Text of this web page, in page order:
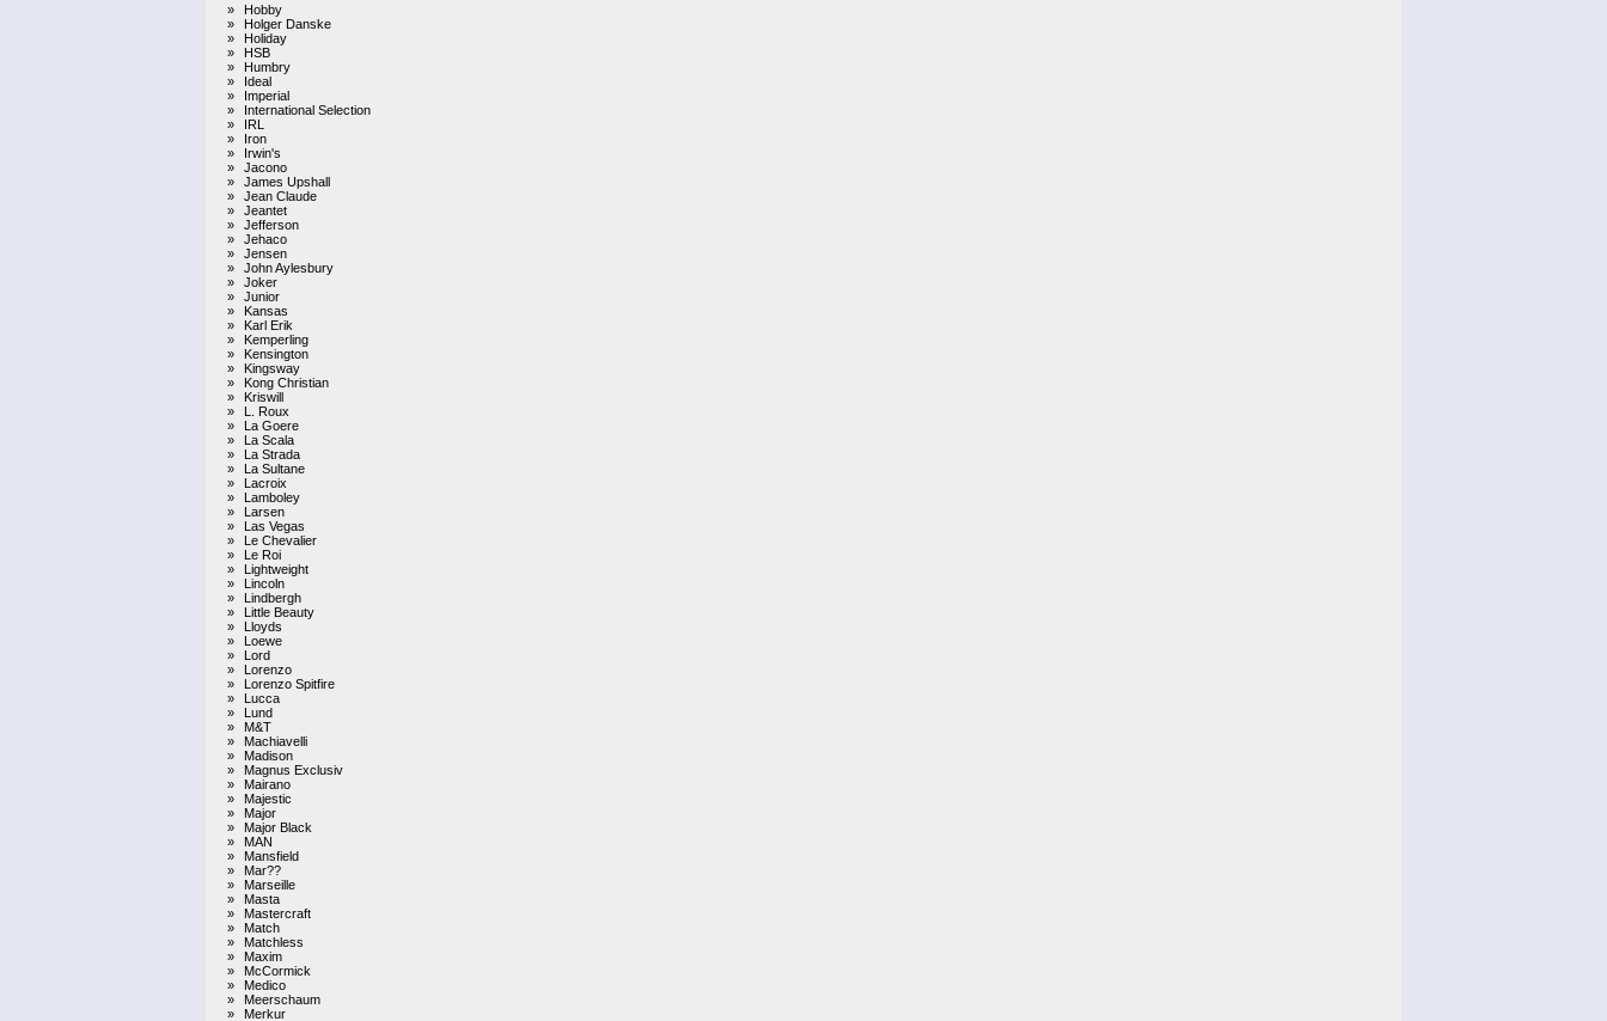
»
Hobby
»
Holger Danske
»
Holiday
»
HSB
»
Humbry
»
Ideal
»
Imperial
»
International Selection
»
IRL
»
Iron
»
Irwin's
»
Jacono
»
James Upshall
»
Jean Claude
»
Jeantet
»
Jefferson
»
Jehaco
»
Jensen
»
John Aylesbury
»
Joker
»
Junior
»
Kansas
»
Karl Erik
»
Kemperling
»
Kensington
»
Kingsway
»
Kong Christian
»
Kriswill
»
L. Roux
»
La Goere
»
La Scala
»
La Strada
»
La Sultane
»
Lacroix
»
Lamboley
»
Larsen
»
Las Vegas
»
Le Chevalier
»
Le Roi
»
Lightweight
»
Lincoln
»
Lindbergh
»
Little Beauty
»
Lloyds
»
Loewe
»
Lord
»
Lorenzo
»
Lorenzo Spitfire
»
Lucca
»
Lund
»
M&T
»
Machiavelli
»
Madison
»
Magnus Exclusiv
»
Mairano
»
Majestic
»
Major
»
Major Black
»
MAN
»
Mansfield
»
Mar??
»
Marseille
»
Masta
»
Mastercraft
»
Match
»
Matchless
»
Maxim
»
McCormick
»
Medico
»
Meerschaum
»
Merkur